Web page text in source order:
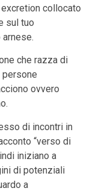
collocato
sul tuo
che razza di
persone
ovvero
di incontri in
“verso di
iniziano a
di potenziali
a